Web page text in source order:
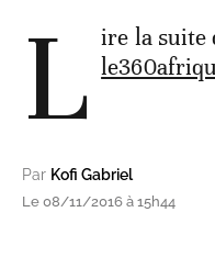
L ire la suite
Par Kofi Gabriel
Le 08/11/2016 à 15h44